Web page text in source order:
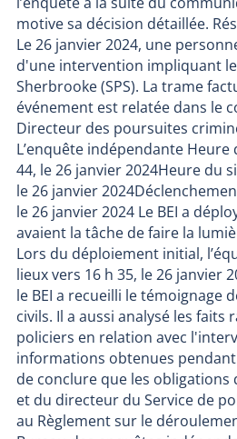
motive sa décision détaillée.
Le 26 janvier 2024, une
d'une intervention impliquant
Sherbrooke (SPS). La trame
événement est relatée dans le
Directeur des poursuites
L’enquête indépendante Heure
44, le 26 janvier 2024Heure du
le 26 janvier
le 26 janvier 2024 Le BEI a
avaient la tâche de faire la
Lors du déploiement initial,
lieux vers 16 h 35, le 26 janvier
le BEI a recueilli le témoignage
civils. Il a aussi analysé les faits
policiers en relation avec
informations obtenues
de conclure que les obligations
et du directeur du Service de
au Règlement sur le